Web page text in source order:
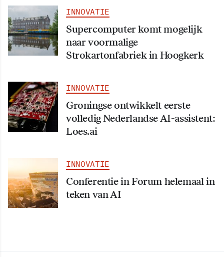
INNOVATIE
Supercomputer komt mogelijk
naar voormalige
Strokartonfabriek in Hoogkerk
INNOVATIE
Groningse ontwikkelt eerste
volledig Nederlandse AI-assistent:
Loes.ai
INNOVATIE
Conferentie in Forum helemaal in
teken van AI